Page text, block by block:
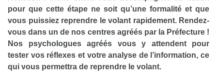
pour que cette étape ne soit qu’une formalité et que
vous puissiez reprendre le volant rapidement. Rendez-
vous dans un de nos centres agréés par la Préfecture !
Nos psychologues agréés vous y attendent pour
tester vos réflexes et votre analyse de l’information, ce
qui vous permettra de reprendre le volant.